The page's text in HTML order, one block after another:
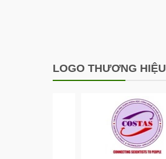
LOGO THƯƠNG HIỆU